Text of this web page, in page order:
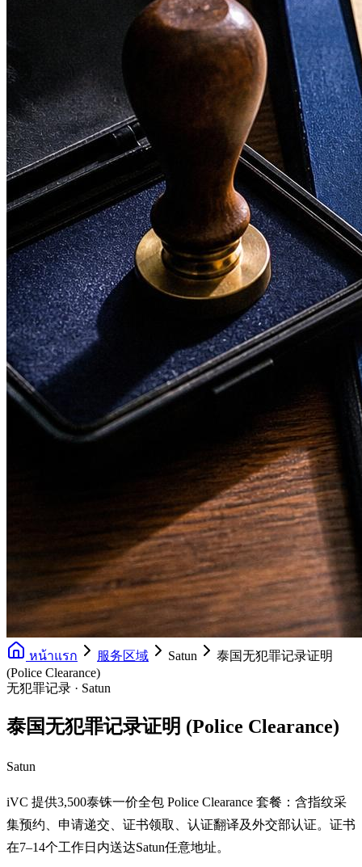
หน้าแรก 服务区域 Satun
泰国无犯罪记录证明
(Police Clearance)
无犯罪记录 · Satun
泰国无犯罪记录证明 (Police Clearance)
Satun
iVC 提供3,500泰铢一价全包 Police Clearance 套餐：含指纹采
集预约、申请递交、证书领取、认证翻译及外交部认证。证书
在7–14个工作日内送达Satun任意地址。